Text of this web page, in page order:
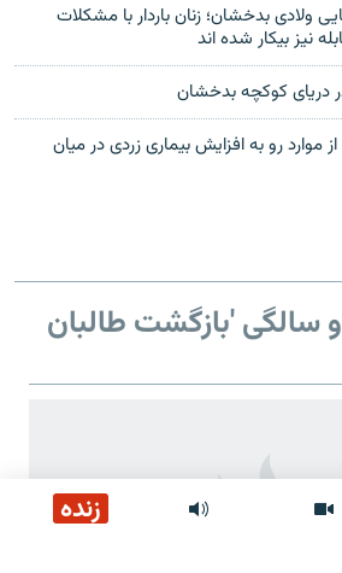
زنده
بدخشان؛ زنان باردار با مشکلات
نیز بیکار شده اند
دریای کوکچه بدخشان
موارد رو به افزایش بیماری زردی در میان
سالگی 'بازگشت طالبان